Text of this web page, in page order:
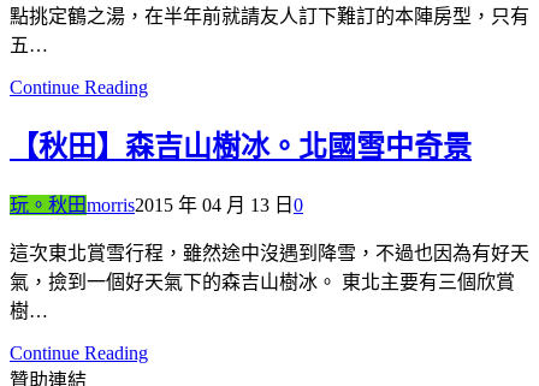
點挑定鶴之湯，在半年前就請友人訂下難訂的本陣房型，只有
五…
Continue Reading
【秋田】森吉山樹冰。北國雪中奇景
玩。秋田morris2015 年 04 月 13 日 0
這次東北賞雪行程，雖然途中沒遇到降雪，不過也因為有好天
氣，撿到一個好天氣下的森吉山樹冰。 東北主要有三個欣賞
樹…
Continue Reading
贊助連結